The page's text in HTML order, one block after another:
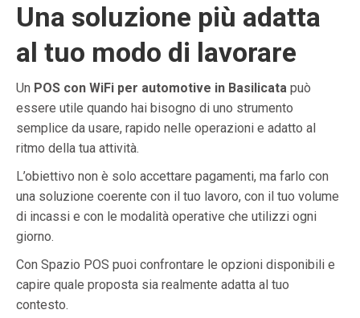
Una soluzione più adatta
al tuo modo di lavorare
Un POS con WiFi per automotive in Basilicata può
essere utile quando hai bisogno di uno strumento
semplice da usare, rapido nelle operazioni e adatto al
ritmo della tua attività.
L’obiettivo non è solo accettare pagamenti, ma farlo con
una soluzione coerente con il tuo lavoro, con il tuo volume
di incassi e con le modalità operative che utilizzi ogni
giorno.
Con Spazio POS puoi confrontare le opzioni disponibili e
capire quale proposta sia realmente adatta al tuo
contesto.